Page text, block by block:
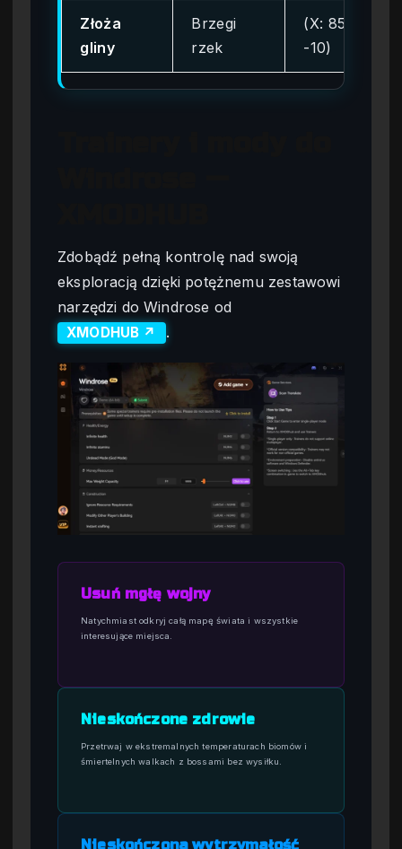
Złoża
gliny
Brzegi
rzek
(X: 85, Y:
-10)
Zdobądź pełną kontrolę nad swoją
eksploracją dzięki potężnemu zestawowi
narzędzi do Windrose od
XMODHUB ↗ .
Usuń mgłę wojny
Natychmiast odkryj całą mapę świata i wszystkie
interesujące miejsca.
Nieskończone zdrowie
Przetrwaj w ekstremalnych temperaturach biomów i
śmiertelnych walkach z bossami bez wysiłku.
Nieskończona wytrzymałość